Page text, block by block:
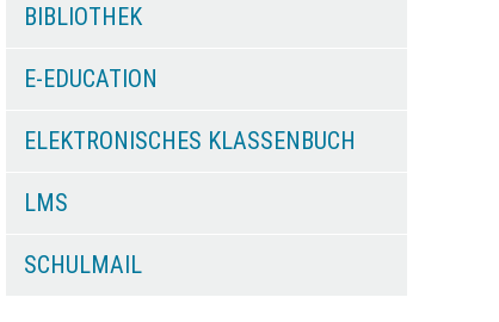
BIBLIOTHEK
E-EDUCATION
ELEKTRONISCHES KLASSENBUCH
LMS
SCHULMAIL